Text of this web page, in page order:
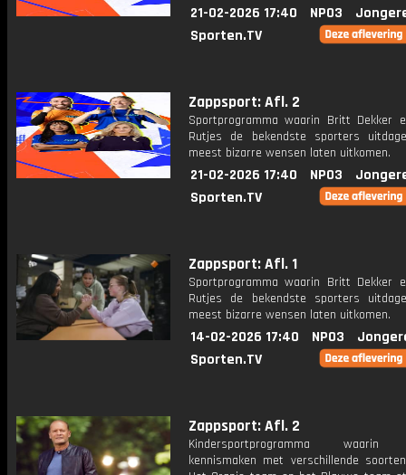
21-02-2026 17:40 NPO3
Sporten.TV
Zappsport: Afl. 2
Sportprogramma waarin Britt Dekker
Rutjes de bekendste sporters
meest bizarre wensen laten uitkomen.
21-02-2026 17:40 NPO3
Sporten.TV
Zappsport: Afl. 1
Sportprogramma waarin Britt Dekker
Rutjes de bekendste sporters
meest bizarre wensen laten uitkomen.
14-02-2026 17:40 NPO3
Sporten.TV
Zappsport: Afl. 2
Kindersportprogramma waarin
kennismaken met verschillende